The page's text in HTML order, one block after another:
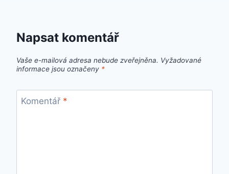
Napsat komentář
Vaše e-mailová adresa nebude zveřejněna. Vyžadované
informace jsou označeny *
Komentář *